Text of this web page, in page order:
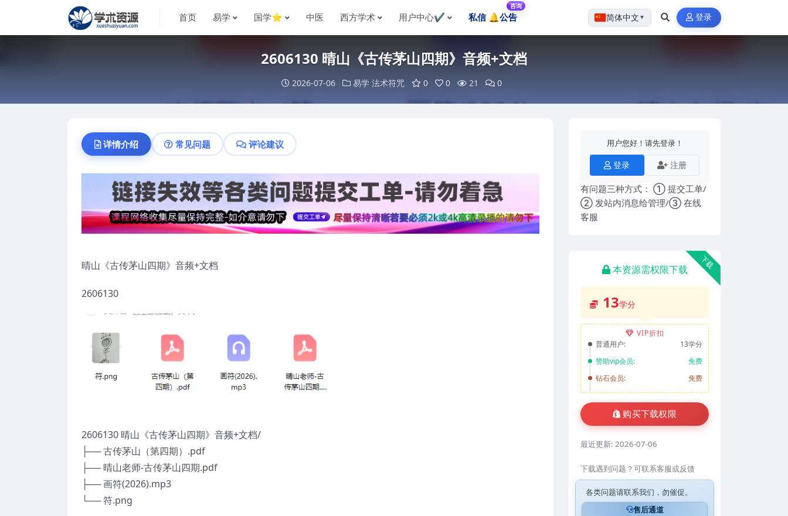
首页 易学 国学⭐ 中医 西方学术 用户中心✔️ 私信 🔔公告
咨询
简体中文 ▼ 登录
2606130 晴山《古传茅山四期》音频+文档
2026-07-06 易学 法术符咒 0 0 21 0
详情介绍 常见问题 评论建议
晴山《古传茅山四期》音频+文档
2606130
2606130 晴山《古传茅山四期》音频+文档/
├── 古传茅山（第四期）.pdf
├── 晴山老师-古传茅山四期.pdf
├── 画符(2026).mp3
└── 符.png
用户您好！请先登录！
登录 注册
有问题三种方式： ① 提交工单/
② 发站内消息给管理/③ 在线
客服
下载
本资源需权限下载
13学分
VIP折扣
普通用户:
13学分
赞助vip会员:
免费
钻石会员:
免费
购买下载权限
最近更新: 2026-07-06
下载遇到问题？可联系客服或反馈
各类问题请联系我们，勿催促。
售后通道